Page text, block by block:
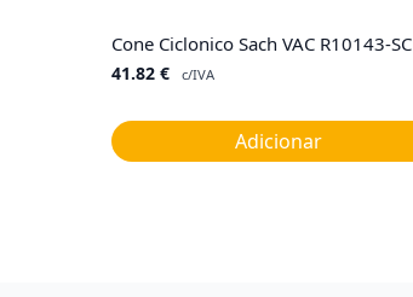
Cone Ciclonico Sach VAC R10143-SC
41.82 € c/IVA
Adicionar